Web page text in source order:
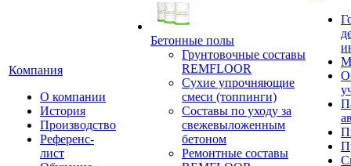
Компания
О компании
История
Производство
Референс-
лист
Бетонные полы
Грунтовочные составы
REMFLOOR
Сухие упрочняющие
смеси (топпинги)
Составы по уходу за
свежевыложенным
бетоном
Ремонтные составы